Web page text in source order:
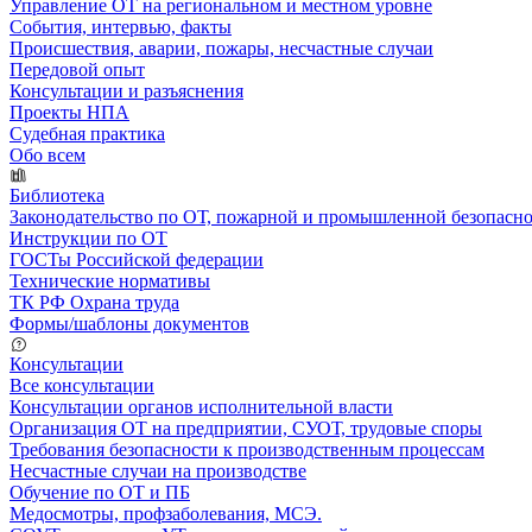
Управление ОТ на региональном и местном уровне
События, интервью, факты
Происшествия, аварии, пожары, несчастные случаи
Передовой опыт
Консультации и разъяснения
Проекты НПА
Судебная практика
Обо всем
Библиотека
Законодательство по ОТ, пожарной и промышленной
Инструкции по ОТ
ГОСТы Российской федерации
Технические нормативы
ТК РФ Охрана труда
Формы/шаблоны документов
Консультации
Все консультации
Консультации органов исполнительной власти
Организация ОТ на предприятии, СУОТ, трудовые споры
Требования безопасности к производственным процессам
Несчастные случаи на производстве
Обучение по ОТ и ПБ
Медосмотры, профзаболевания, МСЭ.